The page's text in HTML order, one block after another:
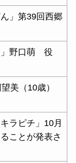
」第39回西郷
」野口萌 役
美（10歳）
ラピチ」10月
ことが発表さ